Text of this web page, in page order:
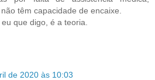
têm capacidade de encaixe.
que digo, é a teoria.
de 2020 às 10:03